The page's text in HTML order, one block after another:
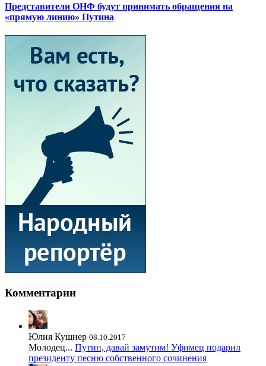
Представители ОНФ будут принимать обращения на
«прямую линию» Путина
Комментарии
Юлия Кушнер 08.10.2017
Молодец... Путин, давай замутим! Уфимец подарил
президенту песню собственного сочинения